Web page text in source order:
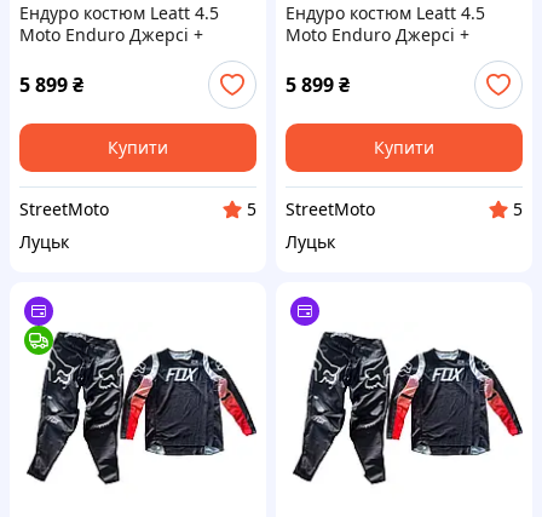
Ендуро костюм Leatt 4.5
Moto Enduro Джерсі +
мотокросу ендуро
5 899₴
Купити
StreetMoto
5
Луцьк
Ендуро костюм Leatt 4.5
Moto Enduro Джерсі +
мотокросу ендуро
5 899₴
Купити
StreetMoto
5
Луцьк